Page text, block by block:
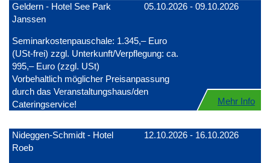
Geldern - Hotel See Park
Janssen
05.10.2026 - 09.10.2026
Seminarkostenpauschale: 1.345,– Euro
(USt-frei) zzgl. Unterkunft/Verpflegung: ca.
995,– Euro (zzgl. USt)
Vorbehaltlich möglicher Preisanpassung
durch das Veranstaltungshaus/den
Cateringservice!
Mehr Info
Nideggen-Schmidt - Hotel
Roeb
12.10.2026 - 16.10.2026